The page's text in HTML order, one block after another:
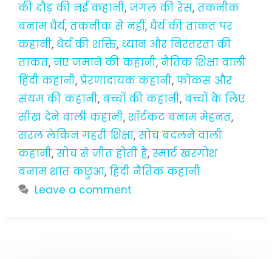
की दौड़ की नई कहानी, जंगल की रेस, तकनीक
बनाम धैर्य, तकनीक से नहीं, धैर्य की ताकत पर
कहानी, धैर्य की शक्ति, ध्यान और निरंतरता की
ताकत, नए जमाने की कहानी, नैतिक शिक्षा वाली
हिंदी कहानी, प्रेरणादायक कहानी, फोकस और
संयम की कहानी, बच्चों की कहानी, बच्चों के लिए
सीख देने वाली कहानी, शॉर्टकट बनाम मेहनत,
सरल लेकिन गहरी शिक्षा, सोच बदलने वाली
कहानी, सोच से जीत होती है, स्मार्ट खरगोश
बनाम शांत कछुआ, हिंदी नैतिक कहानी
Leave a comment